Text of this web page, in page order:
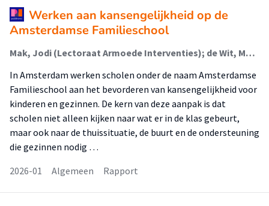
Werken aan kansengelijkheid op de
Amsterdamse Familieschool
Mak, Jodi (Lectoraat Armoede Interventies); de Wit, Merel; Schoorl, Rosanna (Lectoraat Armoede Interventies); Vaessen, Annabel; Kruithof, Marleen (Lectoraat Armoede Interventies); Babayiğit, Serkan; van Griensven, Luuk; Custers, Anna (Lectoraat Armoede Interventies)
In Amsterdam werken scholen onder de naam Amsterdamse
Familieschool aan het bevorderen van kansengelijkheid voor
kinderen en gezinnen. De kern van deze aanpak is dat
scholen niet alleen kijken naar wat er in de klas gebeurt,
maar ook naar de thuissituatie, de buurt en de ondersteuning
die gezinnen nodig …
2026-01
Algemeen Rapport